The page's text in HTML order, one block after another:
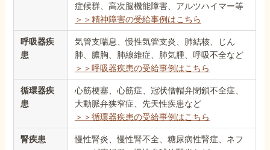
症候群、高次脳機能障害、アルツハイマー等
＞＞精神障害の受給事例はこちら
呼吸器疾
患
気管支喘息、慢性気管支炎、肺結核、じん
肺、膿胸、肺線維症、肺気腫、呼吸不全など
＞＞呼吸器疾患の受給事例はこちら
循環器疾
患
心筋梗塞、心筋症、冠状僧帽弁閉鎖不全症、
大動脈弁狭窄症、先天性疾患など
＞＞循環器疾患の受給事例はこちら
腎疾患
慢性腎炎、慢性腎不全、糖尿病性腎症、ネフ